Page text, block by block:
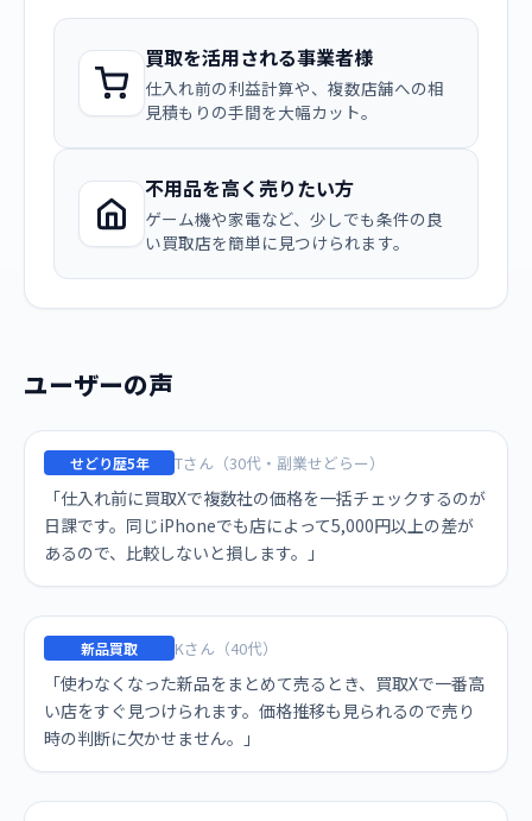
買取を活用される事業者様
仕入れ前の利益計算や、複数店舗への相
見積もりの手間を大幅カット。
不用品を高く売りたい方
ゲーム機や家電など、少しでも条件の良
い買取店を簡単に見つけられます。
ユーザーの声
せどり歴5年 Tさん（30代・副業せどらー）
「仕入れ前に買取Xで複数社の価格を一括チェックするのが
日課です。同じiPhoneでも店によって5,000円以上の差が
あるので、比較しないと損します。」
新品買取 Kさん（40代）
「使わなくなった新品をまとめて売るとき、買取Xで一番高
い店をすぐ見つけられます。価格推移も見られるので売り
時の判断に欠かせません。」